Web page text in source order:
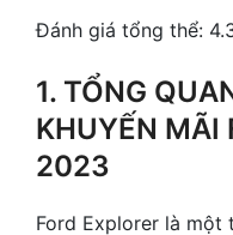
Đánh giá tổng thể:
1. TỔNG
KHUYẾN MÃI
2023
Ford Explorer là một